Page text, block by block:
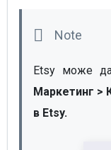
Маркетинг >
в Etsy.